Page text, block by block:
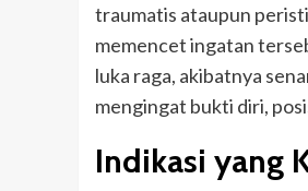
traumatis ataupun
memencet ingatan
luka raga, akibatnya
mengingat bukti diri,
Indikasi yang